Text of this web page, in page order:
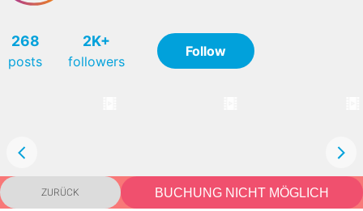
ZURÜCK BUCHUNG NICHT MÖGLICH